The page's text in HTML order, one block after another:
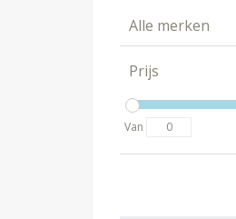
Alle merken
Prijs
Van